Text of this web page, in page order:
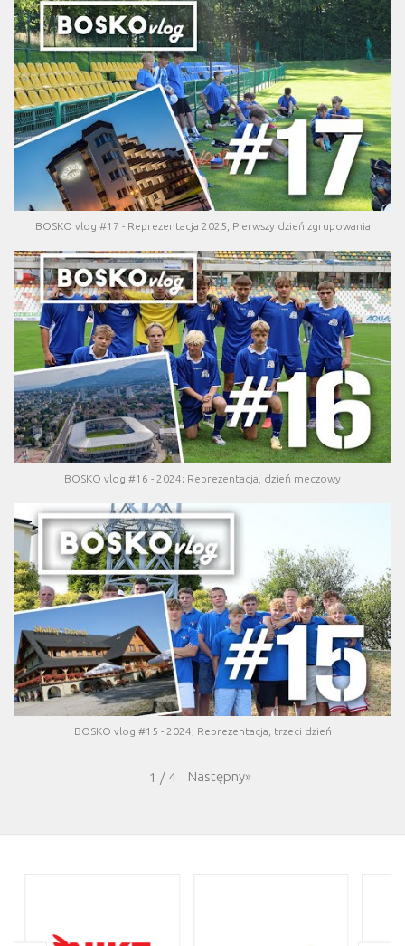
BOSKO vlog #17 - Reprezentacja 2025, Pierwszy dzień zgrupowania
BOSKO vlog #16 - 2024; Reprezentacja, dzień meczowy
BOSKO vlog #15 - 2024; Reprezentacja, trzeci dzień
1 / 4 Następny»